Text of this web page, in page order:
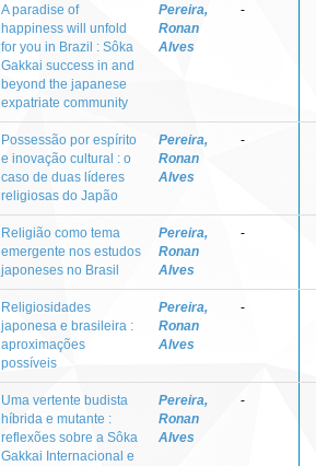
A paradise of
happiness will unfold
for you in Brazil : Sôka
Gakkai success in and
beyond the japanese
expatriate community
Pereira,
Ronan
Alves
-
Possessão por espírito
e inovação cultural : o
caso de duas líderes
religiosas do Japão
Pereira,
Ronan
Alves
-
Religião como tema
emergente nos estudos
japoneses no Brasil
Pereira,
Ronan
Alves
-
Religiosidades
japonesa e brasileira :
aproximações
possíveis
Pereira,
Ronan
Alves
-
Uma vertente budista
híbrida e mutante :
reflexões sobre a Sôka
Gakkai Internacional e
Pereira,
Ronan
Alves
-